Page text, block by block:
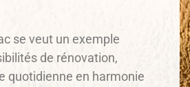
se veut un exemple
de rénovation,
quotidienne en harmonie